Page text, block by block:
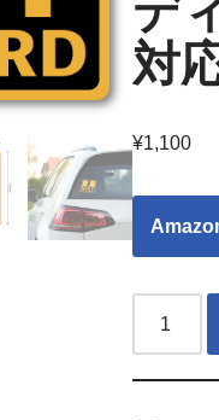
デ
対
¥1,100